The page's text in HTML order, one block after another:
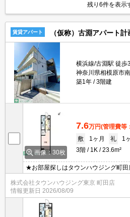
残り6件を表示
賃貸アパート （仮称）古淵アパート
横浜線/古淵駅 徒歩
神奈川県相模原市
築1年
3階建
画像：30枚
7.6万円(管理費等
敷
1ヶ月 礼
1
3階
1K 23.6m²
★お部屋探しはタウンハウジング町田
のご条件にピッタリなお部屋をご紹
が精一杯お手伝いさせていただきま
株式会社タウンハウジング東京 町田店
情報更新日 2026/08/09